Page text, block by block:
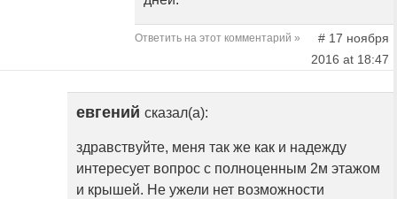
Ответить на этот комментарий »
# 17 ноября
2016 at 18:47
евгений сказал(а):
здравствуйте, меня так же как и надежду
интересует вопрос с полноценным 2м этажом
и крышей. Не ужели нет возможности